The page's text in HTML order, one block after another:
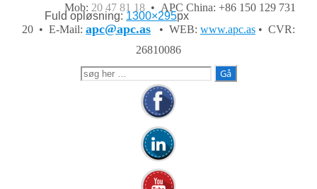
Fuld opløsning: 1300×295px
Mob: 20 47 81 18• APC China: +86 150 129 731
20 • E-Mail: apc@apc.as • WEB: www.apc.as • CVR:
26810086
Søg